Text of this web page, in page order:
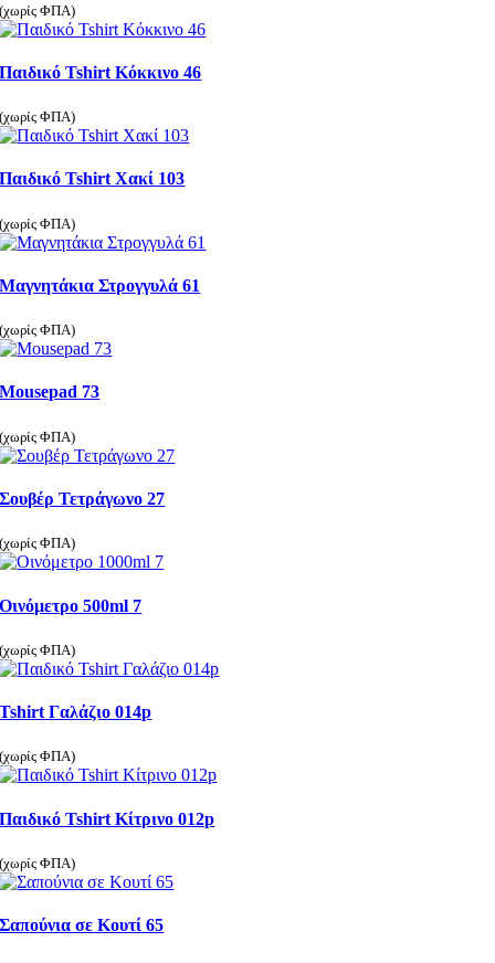
(χωρίς ΦΠΑ)
Παιδικό Tshirt Κόκκινο 46
(χωρίς ΦΠΑ)
Παιδικό Tshirt Χακί 103
(χωρίς ΦΠΑ)
Μαγνητάκια Στρογγυλά 61
(χωρίς ΦΠΑ)
Mousepad 73
(χωρίς ΦΠΑ)
Σουβέρ Τετράγωνο 27
(χωρίς ΦΠΑ)
Οινόμετρο 500ml 7
(χωρίς ΦΠΑ)
Tshirt Γαλάζιο 014p
(χωρίς ΦΠΑ)
Παιδικό Tshirt Κίτρινο 012p
(χωρίς ΦΠΑ)
Σαπούνια σε Κουτί 65